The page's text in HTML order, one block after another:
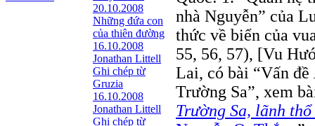
20.10.2008
Những đứa con
của thiên đường
16.10.2008
Jonathan Littell
Ghi chép từ
Gruzia
16.10.2008
Jonathan Littell
Ghi chép từ
nhà Nguyễn” của
thức về biển của
55, 56, 57), [Vu
Lai, có bài “Vấn đề
Trường Sa”, xem
Trường Sa, lãnh